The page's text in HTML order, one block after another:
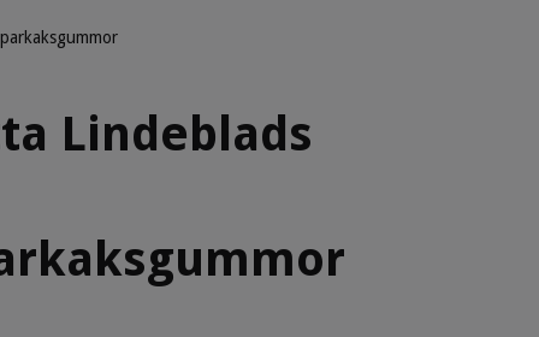
Lindeblads